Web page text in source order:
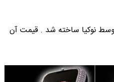
در اواخر سال 2007 توسط نوکیا ساخته شد . قیمت آن